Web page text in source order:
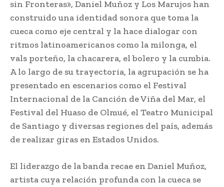
sin Fronteras», Daniel Muñoz y Los Marujos han
construido una identidad sonora que toma la
cueca como eje central y la hace dialogar con
ritmos latinoamericanos como la milonga, el
vals porteño, la chacarera, el bolero y la cumbia.
A lo largo de su trayectoria, la agrupación se ha
presentado en escenarios como el Festival
Internacional de la Canción de Viña del Mar, el
Festival del Huaso de Olmué, el Teatro Municipal
de Santiago y diversas regiones del país, además
de realizar giras en Estados Unidos.
El liderazgo de la banda recae en Daniel Muñoz,
artista cuya relación profunda con la cueca se